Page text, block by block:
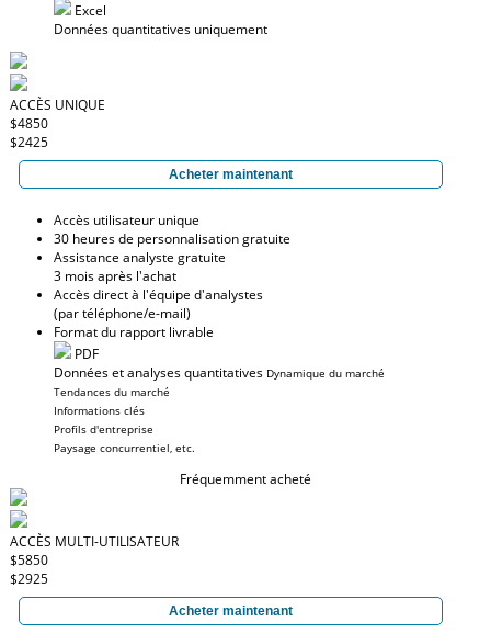
Excel
Données quantitatives uniquement
ACCÈS UNIQUE
$4850
$2425
Acheter maintenant
Accès utilisateur unique
30 heures de personnalisation gratuite
Assistance analyste gratuite
3 mois après l'achat
Accès direct à l'équipe d'analystes
(par téléphone/e-mail)
Format du rapport livrable
PDF
Données et analyses quantitatives Dynamique du marché
Tendances du marché
Informations clés
Profils d'entreprise
Paysage concurrentiel, etc.
Fréquemment acheté
ACCÈS MULTI-UTILISATEUR
$5850
$2925
Acheter maintenant